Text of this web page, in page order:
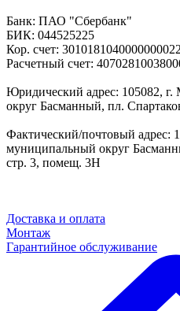
Банк: ПАО "Сбербанк"
БИК: 044525225
Кор. счет:
Расчетный счет:
Юридический адрес: 105082,
округ Басманный, пл.
Фактический/почтовый адрес:
муниципальный округ
стр. 3, помещ. 3Н
Доставка и оплата
Монтаж
Гарантийное обслуживание